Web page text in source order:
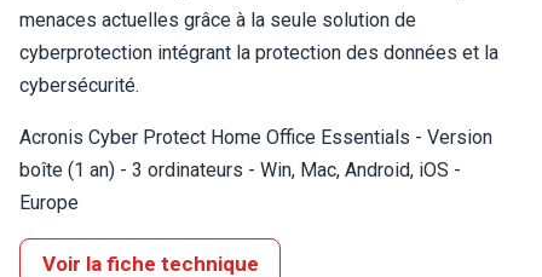
menaces actuelles grâce à la seule solution de
cyberprotection intégrant la protection des données et la
cybersécurité.
Acronis Cyber Protect Home Office Essentials - Version
boîte (1 an) - 3 ordinateurs - Win, Mac, Android, iOS -
Europe
Voir la fiche technique